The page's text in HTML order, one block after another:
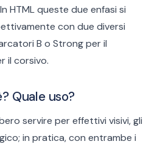
HTML queste due enfasi si
con due diversi
B o Strong per il
il corsivo.
Quale uso?
servire per effettivi visivi, gli
in pratica, con entrambe i